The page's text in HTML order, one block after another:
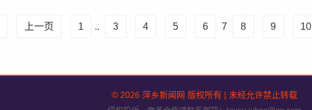
上一页 1 .. 3 4 5 6 7 8 9 10
© 2026 萍乡新闻网 版权所有 | 未经允许禁止转载